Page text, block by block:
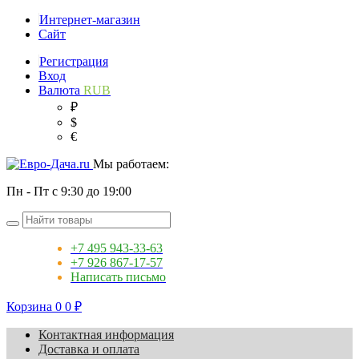
Интернет-магазин
Сайт
Регистрация
Вход
Валюта RUB
₽
$
€
Мы работаем:
Пн - Пт с 9:30 до 19:00
+7 495 943-33-63
+7 926 867-17-57
Написать письмо
Корзина 0 0 ₽
Контактная информация
Доставка и оплата